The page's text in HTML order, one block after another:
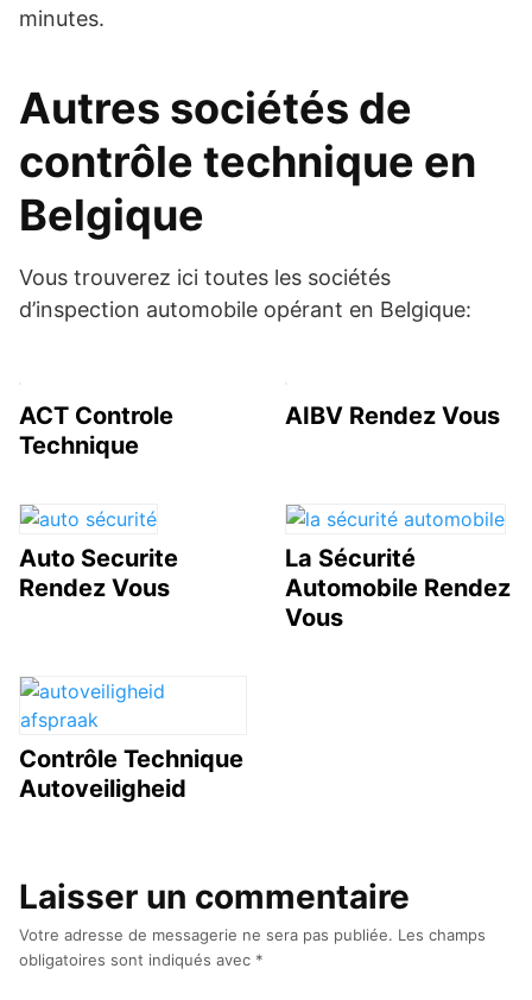
minutes.
Autres sociétés de
contrôle technique en
Belgique
Vous trouverez ici toutes les sociétés
d’inspection automobile opérant en Belgique:
ACT Controle
Technique
AIBV Rendez Vous
Auto Securite
Rendez Vous
La Sécurité
Automobile Rendez
Vous
Contrôle Technique
Autoveiligheid
Laisser un commentaire
Votre adresse de messagerie ne sera pas publiée. Les champs
obligatoires sont indiqués avec *